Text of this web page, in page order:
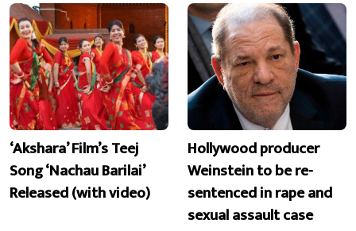
‘Akshara’ Film’s Teej
Song ‘Nachau Barilai’
Released (with video)
Hollywood producer
Weinstein to be re-
sentenced in rape and
sexual assault case